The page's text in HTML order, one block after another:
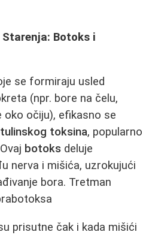
Botoks i
se formiraju usled
(npr. bore na čelu,
oko očiju), efikasno se
toksina, popularno
botoks deluje
nerva i mišića, uzrokujući
bora. Tretman
prisutne čak i kada mišići